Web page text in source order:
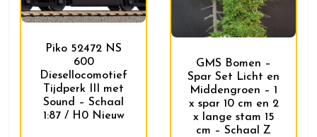
Piko 52472 NS
600
Diesellocomotief
Tijdperk III met
Sound – Schaal
1:87 / H0 Nieuw
GMS Bomen –
Spar Set Licht en
Middengroen – 1
x spar 10 cm en 2
x lange stam 15
cm – Schaal Z